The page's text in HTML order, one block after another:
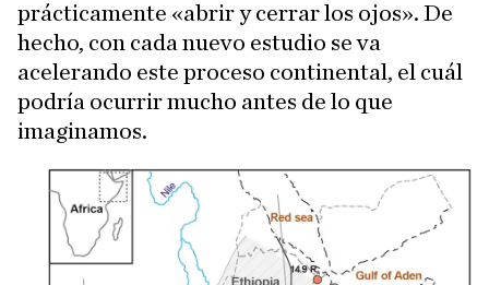
prácticamente «abrir y cerrar los ojos». De
hecho, con cada nuevo estudio se va
acelerando este proceso continental, el cuál
podría ocurrir mucho antes de lo que
imaginamos.